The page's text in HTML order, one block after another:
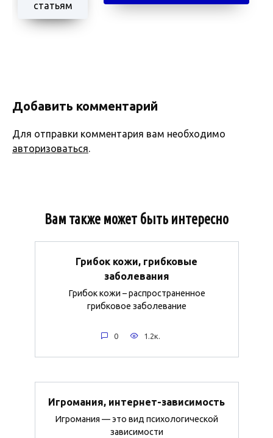
статьям
Добавить комментарий
Для отправки комментария вам необходимо
авторизоваться.
Вам также может быть интересно
Грибок кожи, грибковые
заболевания
Грибок кожи – распространенное
грибковое заболевание
0 1.2к.
Игромания, интернет-зависимость
Игромания — это вид психологической
зависимости